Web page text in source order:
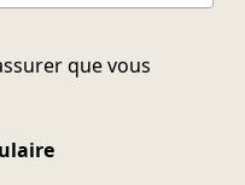
que vous